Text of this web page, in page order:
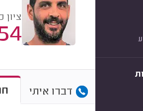
ציון
דברו איתי